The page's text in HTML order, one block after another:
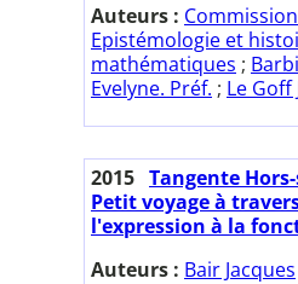
Auteurs :
Epistémologie et
mathématiques ;
Evelyne. Préf. ; Le Goff
2015 Tangente
Petit voyage à
l'expression à la
Auteurs : Bair Jacques